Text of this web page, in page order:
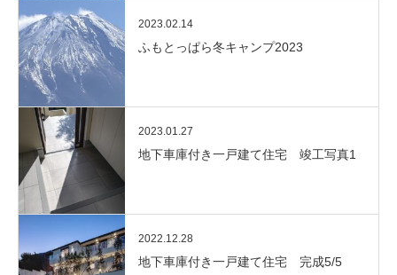
2023.02.14
ふもとっぱら冬キャンプ2023
2023.01.27
地下車庫付き一戸建て住宅 竣工写真1
2022.12.28
地下車庫付き一戸建て住宅 完成5/5